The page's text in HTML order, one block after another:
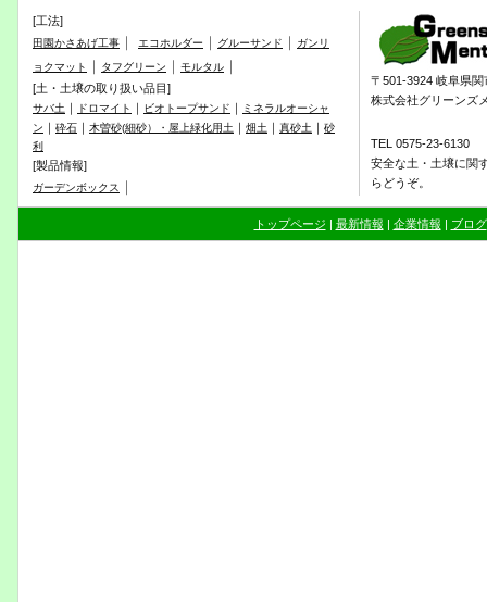
[工法]
田園かさあげ工事 ｜ エコホルダー ｜ グルーサンド ｜
ガンリ
ョクマット
｜ タフグリーン ｜ モルタル ｜
[土・土壌の取り扱い品目]
サバ土 ｜ ドロマイト ｜ ビオトープサンド ｜
ミネラルオーシャ
ン ｜ 砕石 ｜ 木曽砂(細砂）・屋上緑化用土 ｜ 畑土 ｜ 真砂土 ｜ 砂
利
[製品情報]
ガーデンボックス ｜
〒501-3924 岐阜県
株式会社グリーンズ
TEL 0575-23-6130
安全な土・土壌に関
らどうぞ。
トップページ | 最新情報 | 企業情報 | ブログ